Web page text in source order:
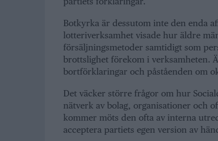
Botkyrka är dessutom inte den enda
lotteriverksamhet visade hur äldre
försäljningsmetoder samtidigt som
brottslighet förekom i verksamheten.
bortförklaringar och påståenden om
Det väcker större frågor om hur
nätverk av bolag, organisationer och
kommer möts den ofta av interna
acceptera partiets egen version av